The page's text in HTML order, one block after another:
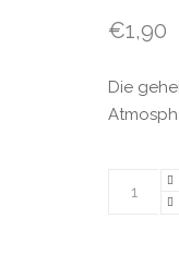
€1,90
Die